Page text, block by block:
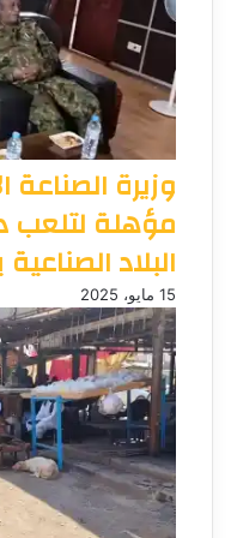
وزيرة الصناعة
مؤهلة
البلاد
15 مايو، 2025